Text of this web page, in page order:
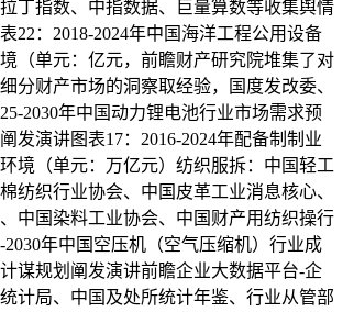
丁指数、中指数据、巨量算数等收集舆情
22：2018-2024年中国海洋工程公用设备
（单元：亿元，前瞻财产研究院堆集了对
分财产市场的洞察取经验，国度发改委、
2030年中国动力锂电池行业市场需求预
发演讲图表17：2016-2024年配备制制业
境（单元：万亿元）纺织服拆：中国轻工
纺织行业协会、中国皮革工业消息核心、
中国染料工业协会、中国财产用纺织操行
2030年中国空压机（空气压缩机）行业成
谋规划阐发演讲前瞻企业大数据平台-企
计局、中国及处所统计年鉴、行业从管部